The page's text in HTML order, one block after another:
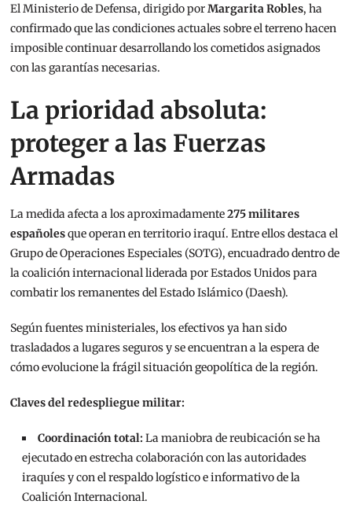
El Ministerio de Defensa, dirigido porMargarita Robles, ha
confirmado que las condiciones actuales sobre el terreno hacen
imposible continuar desarrollando los cometidos asignados
con las garantías necesarias.
La prioridad absoluta:
proteger a las Fuerzas
Armadas
La medida afecta a los aproximadamente275 militares
españolesque operan en territorio iraquí. Entre ellos destaca el
Grupo de Operaciones Especiales (SOTG), encuadrado dentro de
la coalición internacional liderada por Estados Unidos para
combatir los remanentes del Estado Islámico (Daesh).
Según fuentes ministeriales, los efectivos ya han sido
trasladados a lugares seguros y se encuentran a la espera de
cómo evolucione la frágil situación geopolítica de la región.
Claves del redespliegue militar:
Coordinación total:La maniobra de reubicación se ha
ejecutado en estrecha colaboración con las autoridades
iraquíes y con el respaldo logístico e informativo de la
Coalición Internacional.